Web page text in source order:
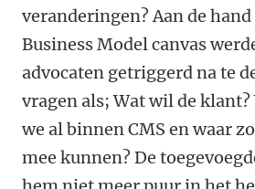
veranderingen? Aan de
Business Model canvas
advocaten getriggerd na te
vragen als; Wat wil de klant?
we al binnen CMS en waar
mee kunnen? De